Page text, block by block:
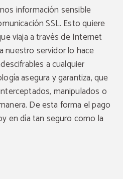
información sensible
SSL. Esto quiere
viaja a través de Internet
nuestro servidor lo hace
a cualquier
asegura y garantiza, que
manipulados o
De esta forma el pago
en día tan seguro como la